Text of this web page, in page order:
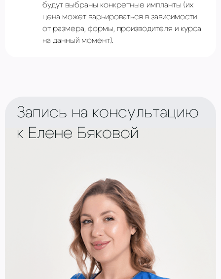
будут выбраны конкретные импланты (их
цена может варьироваться в зависимости
от размера, формы, производителя и курса
на данный момент).
Запись на консультацию
к Елене Бяковой